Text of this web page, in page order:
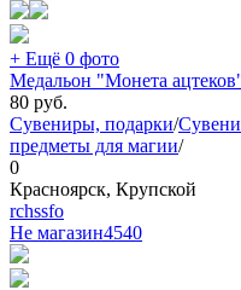
+ Ещё 0 фото
Медальон "Монета
80 руб.
Сувениры, подарки/
предметы для магии/
0
Красноярск, Крупской
rchssfo
Не магазин4540